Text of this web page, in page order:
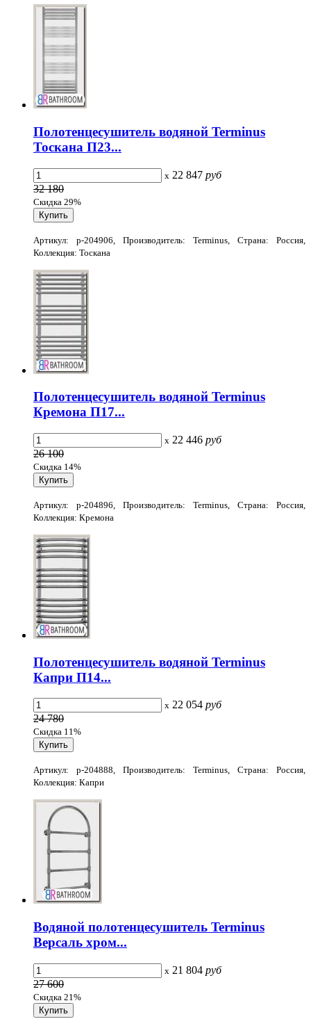
Полотенцесушитель водяной Terminus
Тоскана П23...
x 22 847 руб
32 180
Скидка 29%
Артикул: p-204906, Производитель: Terminus, Страна: Россия,
Коллекция: Тоскана
Полотенцесушитель водяной Terminus
Кремона П17...
x 22 446 руб
26 100
Скидка 14%
Артикул: p-204896, Производитель: Terminus, Страна: Россия,
Коллекция: Кремона
Полотенцесушитель водяной Terminus
Капри П14...
x 22 054 руб
24 780
Скидка 11%
Артикул: p-204888, Производитель: Terminus, Страна: Россия,
Коллекция: Капри
Водяной полотенцесушитель Terminus
Версаль хром...
x 21 804 руб
27 600
Скидка 21%